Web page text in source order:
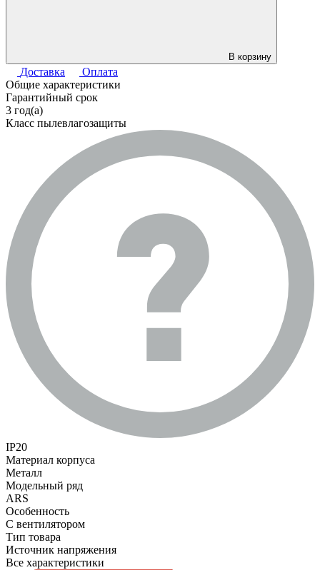
В корзину
Доставка
Оплата
Общие характеристики
Гарантийный срок
3 год(а)
Класс пылевлагозащиты
IP20
Материал корпуса
Металл
Модельный ряд
ARS
Особенность
С вентилятором
Тип товара
Источник напряжения
Все характеристики